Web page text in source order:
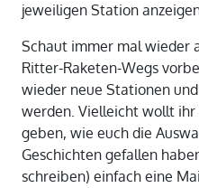
jeweiligen Station
Schaut immer mal wieder
Ritter-Raketen-Wegs
wieder neue Stationen
werden. Vielleicht wollt ihr
geben, wie euch die
Geschichten gefallen
schreiben) einfach eine